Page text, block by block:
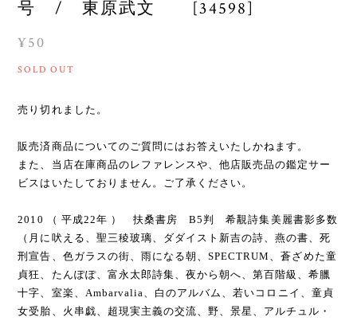
号 / 東原武文 [34598]
¥50
SOLD OUT
売り切れました。
販売済商品についてのご質問にはお答えいたしかねます。
また、当店在庫商品のレファレンスや、他店販売品の鑑定サー
ビスはいたしておりません。ご了承ください。
2010 （ 平成22年 ） 扶桑書房 B5判 希覯詩集美麗書影多数
（月に吠える、聖三稜玻璃、ダダイスト新吉の詩、燕の書、死
刑宣告、色ガラスの街、雨になる朝、SPECTRUM、蒼ざめた童
貞狂、たんぽぽ、富永太郎詩集、夜から朝へ、第百階級、希臘
十字、室楽、Ambarvalia、白のアルバム、若いコロニイ、童貞
女受胎、火串戯、超現実主義の交流、野、景星、アルチュル・